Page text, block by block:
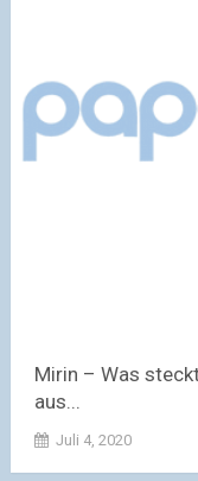
Mirin – Was
aus...
Juli 4, 2020